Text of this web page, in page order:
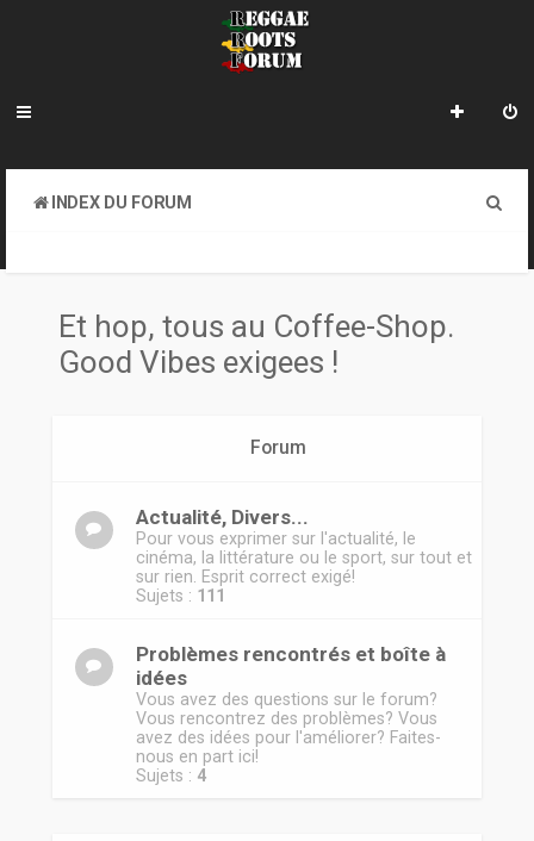
INDEX DU FORUM
Et hop, tous au Coffee-Shop.
Good Vibes exigees !
Forum
Actualité, Divers...
Pour vous exprimer sur l'actualité, le
cinéma, la littérature ou le sport, sur tout et
sur rien. Esprit correct exigé!
Sujets : 111
Problèmes rencontrés et boîte à
idées
Vous avez des questions sur le forum?
Vous rencontrez des problèmes? Vous
avez des idées pour l'améliorer? Faites-
nous en part ici!
Sujets : 4